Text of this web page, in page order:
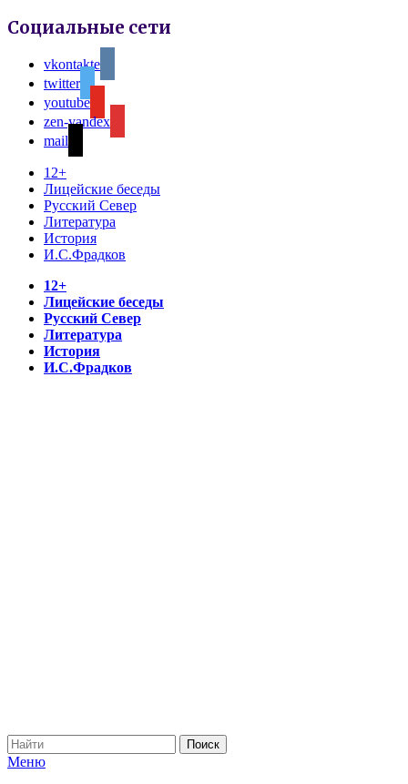
Социальные сети
vkontakte
twitter
youtube
zen-yandex
mail
12+
Лицейские беседы
Русский Север
Литература
История
И.С.Фрадков
12+
Лицейские беседы
Русский Север
Литература
История
И.С.Фрадков
Меню